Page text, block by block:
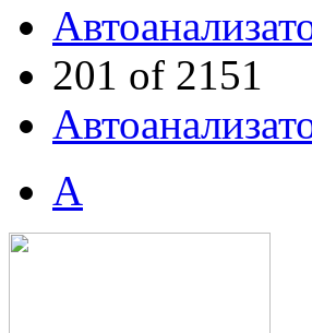
201 of 2151
А